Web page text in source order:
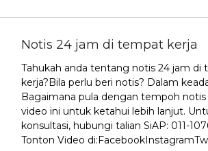
Notis 24 jam di tempat kerja
Tahukah anda tentang notis 24 jam di
kerja?Bila perlu beri notis? Dalam
Bagaimana pula dengan tempoh notis
video ini untuk ketahui lebih lanjut.
konsultasi, hubungi talian SiAP: 011-
Tonton Video